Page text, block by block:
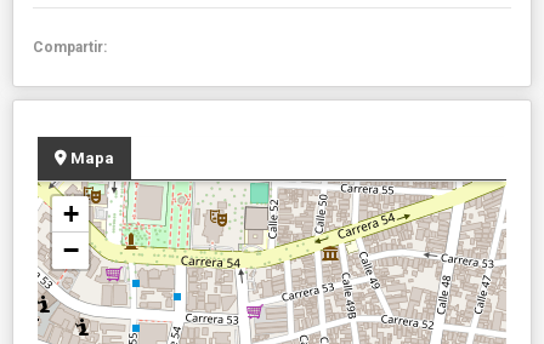
Compartir:
Mapa
+
−